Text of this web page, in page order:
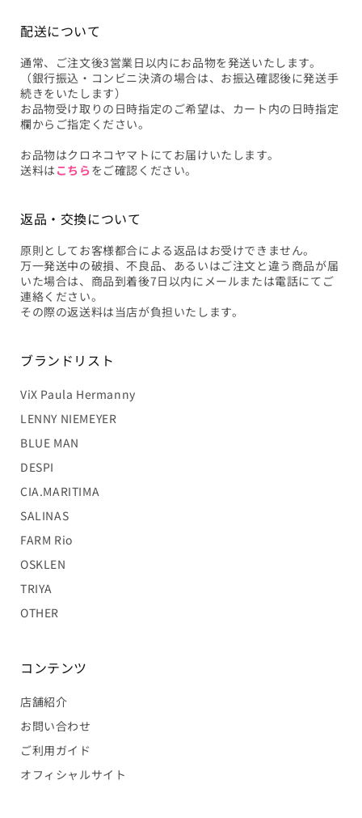
配送について
通常、ご注文後3営業日以内にお品物を発送いたします。
（銀行振込・コンビニ決済の場合は、お振込確認後に発送手
続きをいたします）
お品物受け取りの日時指定のご希望は、カート内の日時指定
欄からご指定ください。
お品物はクロネコヤマトにてお届けいたします。
送料は こちらをご確認ください。
返品・交換について
原則としてお客様都合による返品はお受けできません。
万一発送中の破損、不良品、あるいはご注文と違う商品が届
いた場合は、商品到着後7日以内にメールまたは電話にてご
連絡ください。
その際の返送料は当店が負担いたします。
ブランドリスト
ViX Paula Hermanny
LENNY NIEMEYER
BLUE MAN
DESPI
CIA.MARITIMA
SALINAS
FARM Rio
OSKLEN
TRIYA
OTHER
コンテンツ
店舗紹介
お問い合わせ
ご利用ガイド
オフィシャルサイト